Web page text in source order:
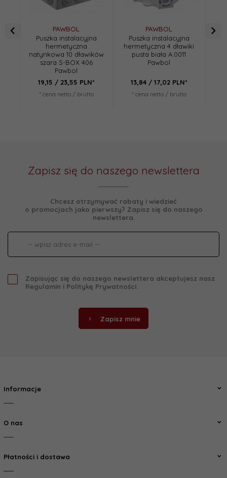
PAWBOL
Puszka instalacyjna
hermetyczna
natynkowa 10 dławików
szara S-BOX 406
Pawbol
19,15 / 23,55 PLN*
* cena netto / brutto
PAWBOL
Puszka instalacyjna
hermetyczna 4 dławiki
pusta biała A.0011
Pawbol
13,84 / 17,02 PLN*
* cena netto / brutto
Zapisz się do naszego newslettera
Chcesz otrzymywać rabaty i wiedzieć
o promocjach jako pierwszy? Zapisz się do naszego
newslettera.
Zapisując się do naszego newslettera akceptujesz nasz
Regulamin i Politykę Prywatności.
Zapisz mnie
Informacje
O nas
Płatności i dostawa